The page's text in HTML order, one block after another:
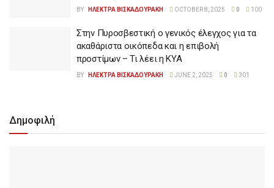
BY ΗΛΕΚΤΡΑ ΒΙΣΚΑΔΟΥΡΑΚΗ OCTOBER 8, 2025 0 100
Στην Πυροσβεστική ο γενικός έλεγχος για τα
ακαθάριστα οικόπεδα και η επιβολή
προστίμων – Τι λέει η ΚΥΑ
BY ΗΛΕΚΤΡΑ ΒΙΣΚΑΔΟΥΡΑΚΗ JUNE 2, 2025 0 301
Δημοφιλή